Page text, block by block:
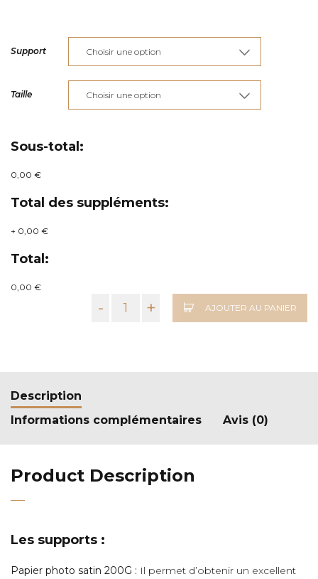
prix :
€90,00
à
€285,00
Support
Taille
Sous-total:
0,00 €
Total des suppléments:
+ 0,00 €
Total:
0,00 €
- + AJOUTER AU PANIER
Description
Informations complémentaires
Avis (0)
Product Description
Les supports :
Papier photo satin 200G : Il permet d’obtenir un excellent